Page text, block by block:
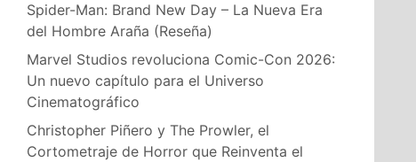
Spider-Man: Brand New Day – La Nueva Era
del Hombre Araña (Reseña)
Marvel Studios revoluciona Comic-Con 2026:
Un nuevo capítulo para el Universo
Cinematográfico
Christopher Piñero y The Prowler, el
Cortometraje de Horror que Reinventa el